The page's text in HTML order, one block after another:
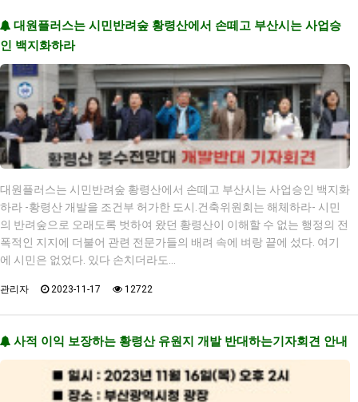
대원플러스는 시민반려숲 황령산에서 손떼고 부산시는 사업승
인 백지화하라
대원플러스는 시민반려숲 황령산에서 손떼고 부산시는 사업승인 백지화
하라 -황령산 개발을 조건부 허가한 도시.건축위원회는 해체하라- 시민
의 반려숲으로 오래도록 벗하여 왔던 황령산이 이해할 수 없는 행정의 전
폭적인 지지에 더불어 관련 전문가들의 배려 속에 벼랑 끝에 섰다. 여기
에 시민은 없었다. 있다 손치더라도…
관리자 2023-11-17 12722
사적 이익 보장하는 황령산 유원지 개발 반대하는기자회견 안내